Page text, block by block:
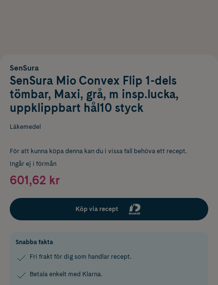
SenSura
SenSura Mio Convex Flip 1-dels
tömbar, Maxi, grå, m insp.lucka,
uppklippbart hål10 styck
Läkemedel
För att kunna köpa denna kan du i vissa fall behöva ett recept.
Ingår ej i förmån
601,62 kr
Köp via recept
Snabba fakta
Fri frakt för dig som handlar recept.
Betala enkelt med Klarna.